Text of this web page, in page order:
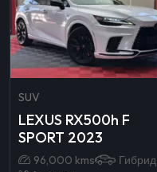
SUV
LEXUS RX500h F
SPORT 2023
96,000 kms
Гибрид